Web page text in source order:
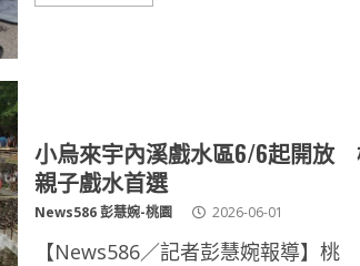
小烏來宇內溪戲水區6/6起開放
親子戲水首選
News586 彭慧婉-桃園 2026-06-01
【News586／記者彭慧婉報導】桃